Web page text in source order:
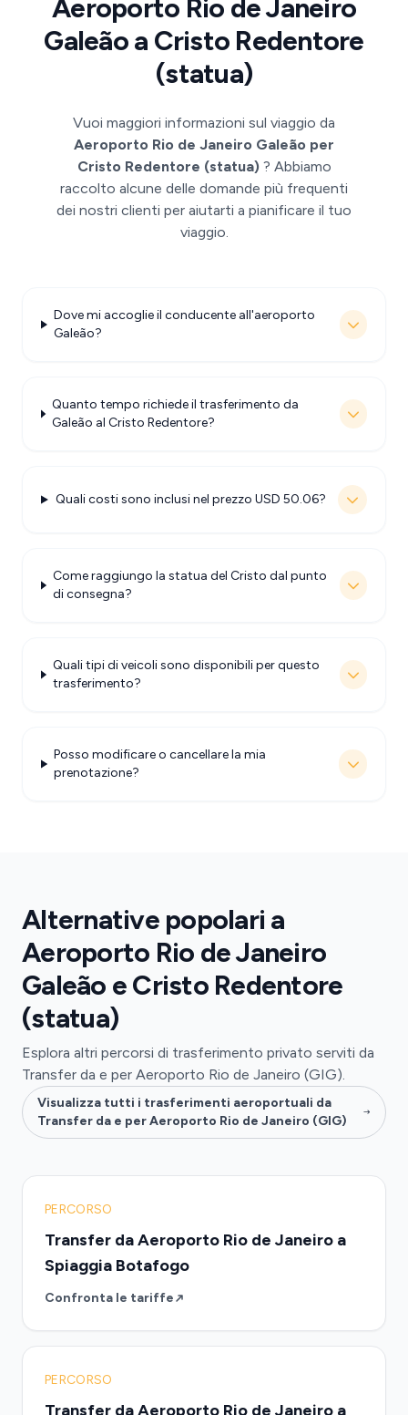
Aeroporto Rio de Janeiro
Galeão a Cristo Redentore
(statua)
Vuoi maggiori informazioni sul viaggio da
Aeroporto Rio de Janeiro Galeão per
Cristo Redentore (statua) ? Abbiamo
raccolto alcune delle domande più frequenti
dei nostri clienti per aiutarti a pianificare il tuo
viaggio.
Dove mi accoglie il conducente all'aeroporto
Galeão?
Quanto tempo richiede il trasferimento da
Galeão al Cristo Redentore?
Quali costi sono inclusi nel prezzo USD 50.06?
Come raggiungo la statua del Cristo dal punto
di consegna?
Quali tipi di veicoli sono disponibili per questo
trasferimento?
Posso modificare o cancellare la mia
prenotazione?
Alternative popolari a
Aeroporto Rio de Janeiro
Galeão e Cristo Redentore
(statua)
Esplora altri percorsi di trasferimento privato serviti da
Transfer da e per Aeroporto Rio de Janeiro (GIG).
Visualizza tutti i trasferimenti aeroportuali da
Transfer da e per Aeroporto Rio de Janeiro (GIG)
PERCORSO
Transfer da Aeroporto Rio de Janeiro a
Spiaggia Botafogo
Confronta le tariffe
PERCORSO
Transfer da Aeroporto Rio de Janeiro a